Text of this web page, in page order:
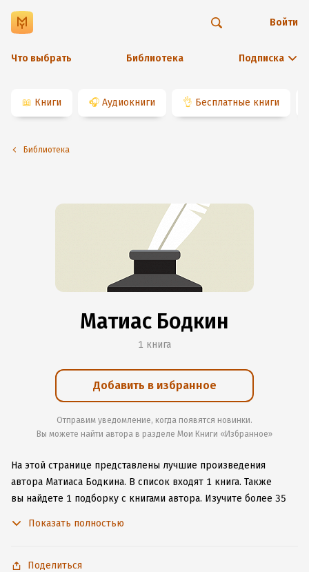
Что выбрать Библиотека Подписка
Войти
📖 Книги 🎧 Аудиокниги 👌 Бесплатные книги
Библиотека
Матиас Бодкин
1 книга
Добавить в избранное
Отправим уведомление, когда появятся новинки.
Вы можете найти автора в разделе Мои Книги «Избранное»
На этой странице представлены лучшие произведения
автора Матиаса Бодкина. В список входят 1 книга. Также
вы найдете 1 подборку с книгами автора. Изучите более 35
не расставаться с любимыми произведениями даже без
Показать полностью
Поделиться